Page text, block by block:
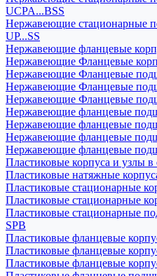
UCPA...BSS
Нержавеющие стационарные
UP...SS
Нержавеющие фланцевые
Нержавеющие Фланцевые
Нержавеющие Фланцевые
Нержавеющие Фланцевые
Нержавеющие Фланцевые
Нержавеющие фланцевые
Нержавеющие фланцевые
Нержавеющие фланцевые
Нержавеющие фланцевые
Пластиковые корпуса и узлы в
Пластиковые натяжные
Пластиковые стационарные
Пластиковые стационарные
Пластиковые стационарные
SPB
Пластиковые фланцевые
Пластиковые фланцевые
Пластиковые фланцевые